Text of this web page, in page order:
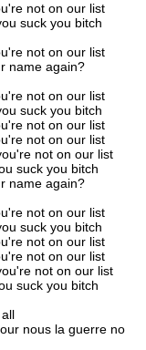
not on our list
suck you bitch
not on our list
name again?
not on our list
suck you bitch
not on our list
not on our list
not on our list
suck you bitch
name again?
not on our list
suck you bitch
not on our list
not on our list
not on our list
suck you bitch
nous la guerre no